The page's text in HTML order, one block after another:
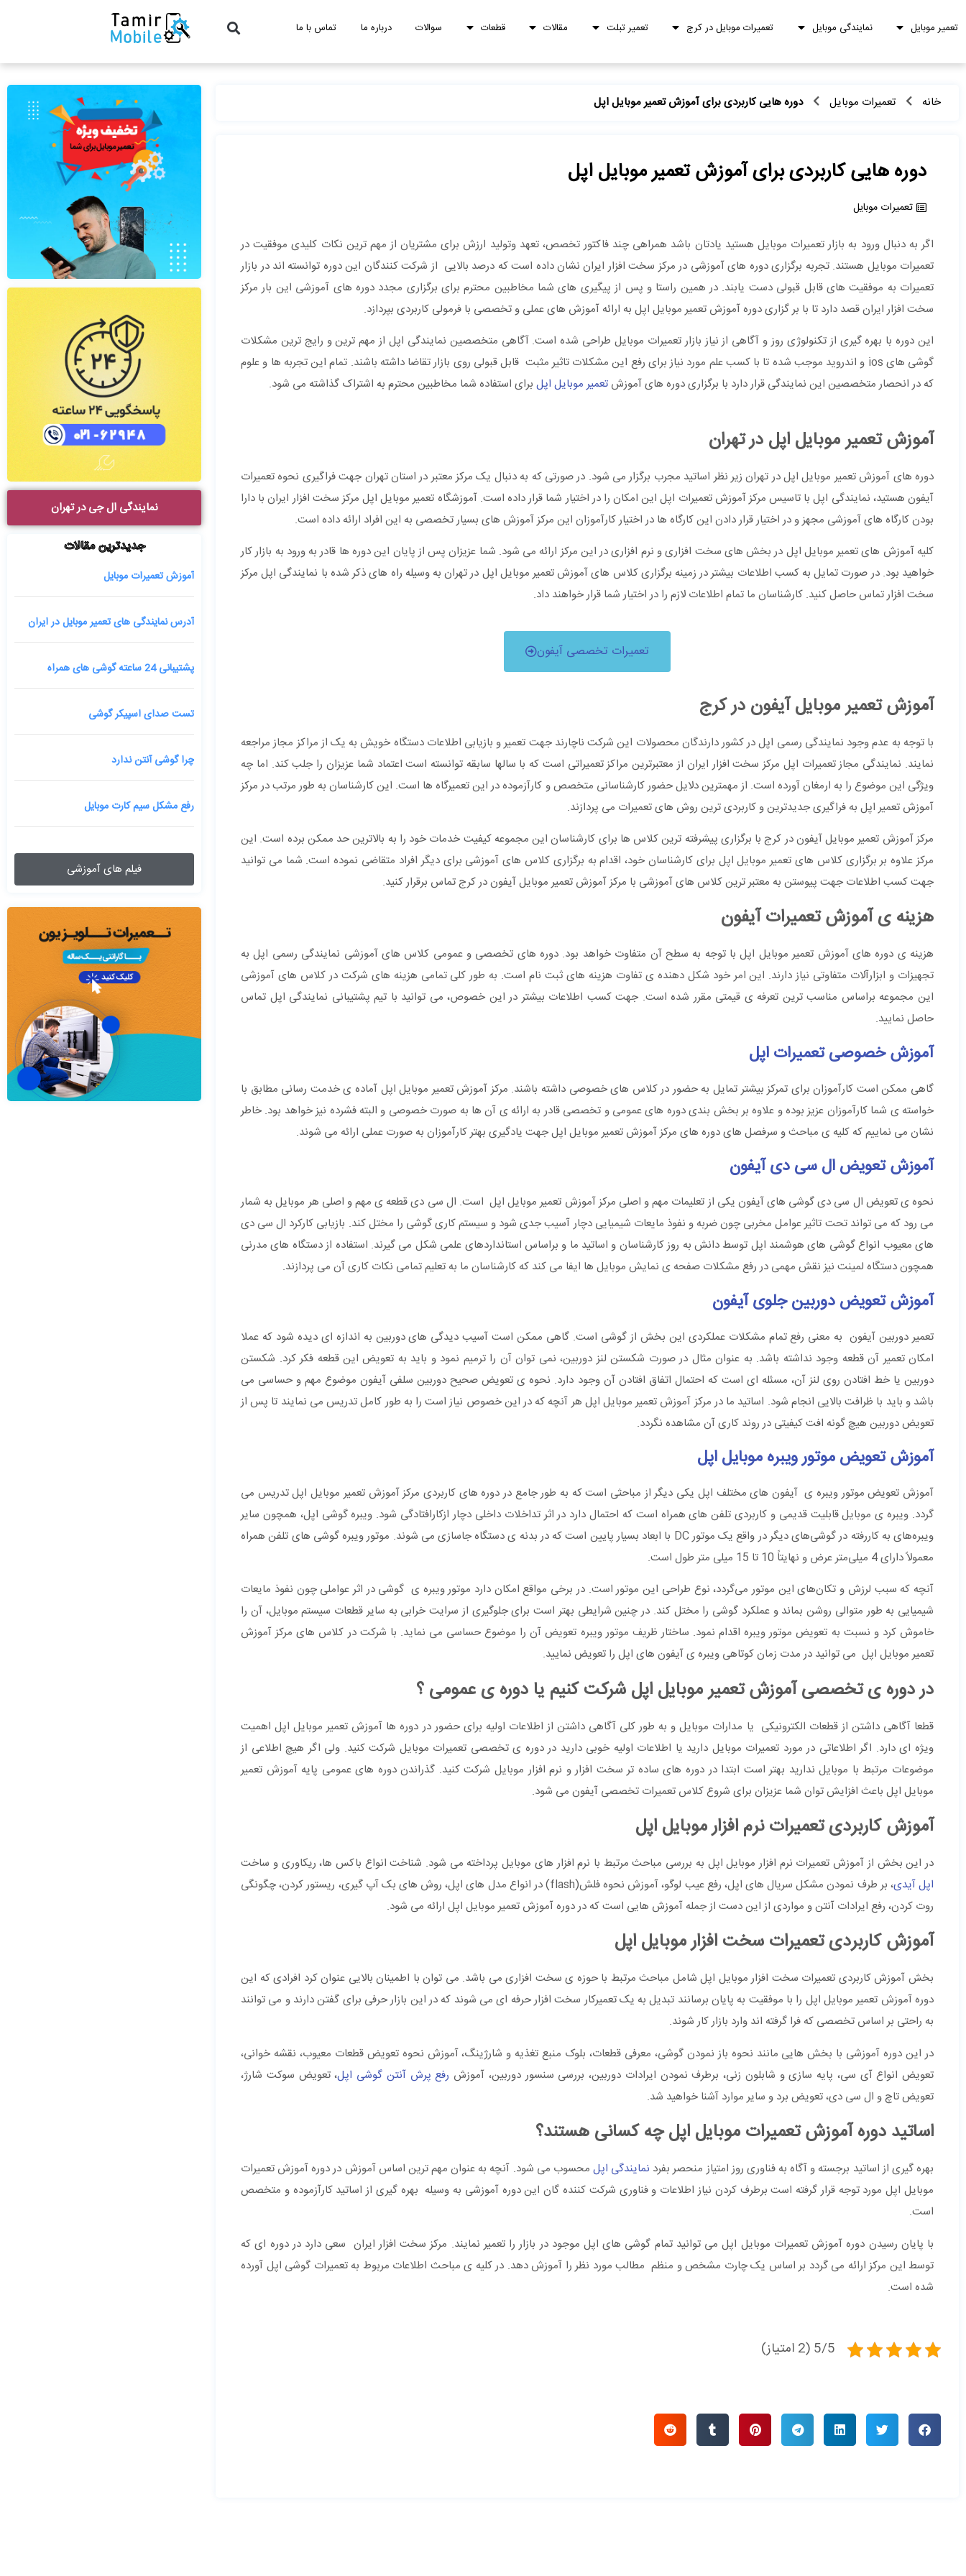
تعمیر موبایل نمایندگی موبایل تعمیرات موبایل در کرج تعمیر تبلت مقالات قطعات سوالات درباره ما تماس با ما
خانه تعمیرات موبایل دوره هایی کاربردی برای آموزش تعمیر موبایل اپل
دوره هایی کاربردی برای آموزش تعمیر موبایل اپل
تعمیرات موبایل
اگر به دنبال ورود به بازار تعمیرات موبایل هستید یادتان باشد همراهی چند فاکتور تخصص، تعهد وتولید ارزش برای مشتریان از مهم ترین نکات کلیدی موفقیت در
تعمیرات موبایل هستند. تجربه برگزاری دوره های آموزشی در مرکز سخت افزار ایران نشان داده است که درصد بالایی از شرکت کنندگان این دوره توانسته اند در بازار
تعمیرات به موفقیت های قابل قبولی دست یابند. در همین راستا و پس از پیگیری های شما مخاطبین محترم برای برگزاری مجدد دوره های آموزشی این بار مرکز
سخت افزار ایران قصد دارد تا با بر گزاری دوره آموزش تعمیر موبایل اپل به ارائه آموزش های عملی و تخصصی با فرمولی کاربردی بپردازد.
این دوره با بهره گیری از تکنولوژی روز و آگاهی از نیاز بازار تعمیرات موبایل طراحی شده است. آگاهی متخصصین نمایندگی اپل از مهم ترین و رایج ترین مشکلات
گوشی های ios و اندروید موجب شده تا با کسب علم مورد نیاز برای رفع این مشکلات تاثیر مثبت قابل قبولی روی بازار تقاضا داشته باشند. تمام این تجربه ها و علوم
که در انحصار متخصصین این نمایندگی قرار دارد با برگزاری دوره های آموزش تعمیر موبایل اپل برای استفاده شما مخاطبین محترم به اشتراک گذاشته می شود.
آموزش تعمیر موبایل اپل در تهران
دوره های آموزش تعمیر موبایل اپل در تهران زیر نظر اساتید مجرب برگزار می شود. در صورتی که به دنبال یک مرکز معتبر در استان تهران جهت فراگیری نحوه تعمیرات
آیفون هستید، نمایندگی اپل با تاسیس مرکز آموزش تعمیرات اپل این امکان را در اختیار شما قرار داده است. آموزشگاه تعمیر موبایل اپل مرکز سخت افزار ایران با دارا
بودن کارگاه های آموزشی مجهز و در اختیار قرار دادن این کارگاه ها در اختیار کارآموزان این مرکز آموزش های بسیار تخصصی به این افراد ارائه داده است.
کلیه آموزش های تعمیر موبایل اپل در بخش های سخت افزاری و نرم افزاری در این مرکز ارائه می شود. شما عزیزان پس از پایان این دوره ها قادر به ورود به بازار کار
خواهید بود. در صورت تمایل به کسب اطلاعات بیشتر در زمینه برگزاری کلاس های آموزش تعمیر موبایل اپل در تهران به وسیله راه های ذکر شده با نمایندگی اپل مرکز
سخت افزار تماس حاصل کنید. کارشناسان ما تمام اطلاعات لازم را در اختیار شما قرار خواهند داد.
تعمیرات تخصصی آیفون
آموزش تعمیر موبایل آیفون در کرج
با توجه به عدم وجود نمایندگی رسمی اپل در کشور دارندگان محصولات این شرکت ناچارند جهت تعمیر و بازیابی اطلاعات دستگاه خویش به یک از مراکز مجاز مراجعه
نمایند. نمایندگی مجاز تعمیرات اپل مرکز سخت افزار ایران از معتبرترین مراکز تعمیراتی است که با سالها سابقه توانسته است اعتماد شما عزیزان را جلب کند. اما چه
ویژگی این موضوع را به ارمغان آورده است. از مهمترین دلایل حضور کارشناسانی متخصص و کارآزموده در این تعمیرگاه ها است. این کارشناسان به طور مرتب در مرکز
آموزش تعمیر اپل به فراگیری جدیدترین و کاربردی ترین روش های تعمیرات می پردازند.
مرکز آموزش تعمیر موبایل آیفون در کرج با برگزاری پیشرفته ترین کلاس ها برای کارشناسان این مجموعه کیفیت خدمات خود را به بالاترین حد ممکن برده است. این
مرکز علاوه بر برگزاری کلاس های تعمیر موبایل اپل برای کارشناسان خود، اقدام به برگزاری کلاس های آموزشی برای دیگر افراد متقاضی نموده است. شما می توانید
جهت کسب اطلاعات جهت پیوستن به معتبر ترین کلاس های آموزشی با مرکز آموزش تعمیر موبایل آیفون در کرج تماس برقرار کنید.
هزینه ی آموزش تعمیرات آیفون
هزینه ی دوره های آموزش تعمیر موبایل اپل با توجه به سطح آن متفاوت خواهد بود. دوره های تخصصی و عمومی کلاس های آموزشی نمایندگی رسمی اپل به
تجهیزات و ابزارآلات متفاوتی نیاز دارند. این امر خود شکل دهنده ی تفاوت هزینه های ثبت نام است. به طور کلی تمامی هزینه های شرکت در کلاس های آموزشی
این مجموعه براساس مناسب ترین تعرفه ی قیمتی مقرر شده است. جهت کسب اطلاعات بیشتر در این خصوص، می توانید با تیم پشتیبانی نمایندگی اپل تماس
حاصل نمایید.
آموزش خصوصی تعمیرات اپل
گاهی ممکن است کارآموزان برای تمرکز بیشتر تمایل به حضور در کلاس های خصوصی داشته باشند. مرکز آموزش تعمیر موبایل اپل آماده ی خدمت رسانی مطابق با
خواسته ی شما کارآموزان عزیز بوده و علاوه بر بخش بندی دوره های عمومی و تخصصی قادر به ارائه ی آن ها به صورت خصوصی و البته فشرده نیز خواهد بود. خاطر
نشان می نماییم که کلیه ی مباحث و سرفصل های دوره های مرکز آموزش تعمیر موبایل اپل جهت یادگیری بهتر کارآموزان به صورت عملی ارائه می شوند.
آموزش تعویض ال سی دی آیفون
نحوه ی تعویض ال سی دی گوشی های آیفون یکی از تعلیمات مهم و اصلی مرکز آموزش تعمیر موبایل اپل است. ال سی دی قطعه ی مهم و اصلی هر موبایل به شمار
می رود که می تواند تحت تاثیر عوامل مخربی چون ضربه و نفوذ مایعات شیمیایی دچار آسیب جدی شود و سیستم کاری گوشی را مختل کند. بازیابی کارکرد ال سی دی
های معیوب انواع گوشی های هوشمند اپل توسط دانش به روز کارشناسان و اساتید ما و براساس استانداردهای علمی شکل می گیرند. استفاده از دستگاه های مدرنی
همچون دستگاه لمینت نیز نقش مهمی در رفع مشکلات صفحه ی نمایش موبایل ها ایفا می کند که کارشناسان ما به تعلیم تمامی نکات کاری آن می پردازند.
آموزش تعویض دوربین جلوی آیفون
تعمیر دوربین آیفون به معنی رفع تمام مشکلات عملکردی این بخش از گوشی است. گاهی ممکن است آسیب دیدگی های دوربین به اندازه ای دیده شود که عملا
امکان تعمیر آن قطعه وجود نداشته باشد. به عنوان مثال در صورت شکستن لنز دوربین، نمی توان آن را ترمیم نمود و باید به تعویض این قطعه فکر کرد. شکستن
دوربین یا خط افتادن روی لنز آن، مسئله ای است که احتمال اتفاق افتادن آن وجود دارد. نحوه ی تعویض صحیح دوربین سلفی آیفون موضوع مهم و حساسی می
باشد و باید با ظرافت بالایی انجام شود. اساتید ما در مرکز آموزش تعمیر موبایل اپل هر آنچه که در این خصوص نیاز است را به طور کامل تدریس می نمایند تا پس از
تعویض دوربین هیچ گونه افت کیفیتی در روند کاری آن مشاهده نگردد.
آموزش تعویض موتور ویبره موبایل اپل
آموزش تعویض موتور ویبره ی آیفون های مختلف اپل یکی دیگر از مباحثی است که به طور جامع در دوره های کاربردی مرکز آموزش تعمیر موبایل اپل تدریس می
گردد. ویبره ی موبایل قابلیت قدیمی و کاربردی تلفن های همراه است که احتمال دارد در اثر تداخلات داخلی دچار ازکارافتادگی شود. ویبره گوشی اپل، همچون سایر
ویبره‌های به کاررفته در گوشی‌های دیگر در واقع یک موتور DC با ابعاد بسیار پایین است که در بدنه ی دستگاه جاسازی می شوند. موتور ویبره گوشی های تلفن همراه
معمولاً دارای 4 میلی‌متر عرض و نهایتاً 10 تا 15 میلی متر طول است.
آنچه که سبب لرزش و تکان‌های این موتور می‌گردد، نوع طراحی این موتور است. در برخی مواقع امکان دارد موتور ویبره ی گوشی در اثر عواملی چون نفوذ مایعات
شیمیایی به طور متوالی روشن بماند و عملکرد گوشی را مختل کند. در چنین شرایطی بهتر است برای جلوگیری از سرایت خرابی به سایر قطعات سیستم موبایل، آن را
خاموش کرد و نسبت به تعویض موتور ویبره اقدام نمود. ساختار ظریف موتور ویبره تعویض آن را موضوع حساسی می نماید. با شرکت در کلاس های مرکز آموزش
تعمیر موبایل اپل می توانید در مدت زمان کوتاهی ویبره ی آیفون های اپل را تعویض نمایید.
در دوره ی تخصصی آموزش تعمیر موبایل اپل شرکت کنیم یا دوره ی عمومی ؟
قطعا آگاهی داشتن از قطعات الکترونیکی یا مدارات موبایل و به طور کلی آگاهی داشتن از اطلاعات اولیه برای حضور در دوره ها آموزش تعمیر موبایل اپل اهمیت
ویژه ای دارد. اگر اطلاعاتی در مورد تعمیرات موبایل دارید یا اطلاعات اولیه خوبی دارید در دوره ی تخصصی تعمیرات موبایل شرکت کنید. ولی اگر هیچ اطلاعی از
موضوعات مرتبط با موبایل ندارید بهتر است ابتدا در دوره های ساده تر سخت افزار و نرم افزار موبایل شرکت کنید. گذراندن دوره های عمومی پایه آموزش تعمیر
موبایل اپل باعث افزایش توان شما عزیزان برای شروع کلاس تعمیرات تخصصی آیفون می شود.
آموزش کاربردی تعمیرات نرم افزار موبایل اپل
در این بخش از آموزش تعمیرات نرم افزار موبایل اپل به بررسی مباحث مرتبط با نرم افزار های موبایل پرداخته می شود. شناخت انواع باکس ها، ریکاوری و ساخت
اپل آیدی
، بر طرف نمودن مشکل سریال های اپل، رفع عیب لوگو، آموزش نحوه فلش(flash) در انواع مدل های اپل، روش های بک آپ گیری، ریستور کردن، چگونگی
روت کردن، رفع ایرادات آنتن و مواردی از این دست از جمله آموزش هایی است که در دوره آموزش تعمیر موبایل اپل ارائه می شود.
آموزش کاربردی تعمیرات سخت افزار موبایل اپل
بخش آموزش کاربردی تعمیرات سخت افزار موبایل اپل شامل مباحث مرتبط با حوزه ی سخت افزاری می باشد. می توان با اطمینان بالایی عنوان کرد افرادی که این
دوره آموزش تعمیر موبایل اپل را با موفقیت به پایان برسانند تبدیل به یک تعمیرکار سخت افزار حرفه ای می شوند که در این بازار حرفی برای گفتن دارند و می توانند
به راحتی بر اساس تخصصی که فرا گرفته اند وارد بازار کار شوند.
در این دوره آموزشی با بخش هایی مانند نحوه باز نمودن گوشی، معرفی قطعات، بلوک منبع تغذیه و شارژینگ، آموزش نحوه تعویض قطعات معیوب، نقشه خوانی،
تعویض انواع آی سی، پایه سازی و شابلون زنی، برطرف نمودن ایرادات دوربین، بررسی سنسور دوربین، آموزش رفع پرش آنتن گوشی اپل، تعویض سوکت شارژ،
تعویض تاچ و ال سی دی، تعویض برد و سایر موارد آشنا خواهید شد.
اساتید دوره آموزش تعمیرات موبایل اپل چه کسانی هستند؟
بهره گیری از اساتید برجسته و آگاه به فناوری روز امتیاز منحصر بفرد نمایندگی اپلمحسوب می شود. آنچه به عنوان مهم ترین اساس آموزش در دوره آموزش تعمیرات
موبایل اپل مورد توجه قرار گرفته است برطرف کردن نیاز اطلاعات و فناوری شرکت کننده گان این دوره آموزشی به وسیله بهره گیری از اساتید کارآزموده و متخصص
است.
با پایان رسیدن دوره آموزش تعمیرات موبایل اپل می توانید تمام گوشی های اپل موجود در بازار را تعمیر نمایند. مرکز سخت افزار ایران سعی دارد در دوره ای که
توسط این مرکز ارائه می گردد بر اساس یک چارت مشخص و منظم مطالب مورد نظر را آموزش دهد. در کلیه ی مباحث اطلاعات مربوط به تعمیرات گوشی اپل آورده
شده است.
5/5 (2 امتیاز)
نمایندگی ال جی در تهران
جدیدترین مقالات
آموزش تعمیرات موبایل
آدرس نمایندگی های تعمیر موبایل در ایران
پشتیبانی 24 ساعته گوشی های همراه
تست صدای اسپیکر گوشی
چرا گوشی آنتن ندارد
رفع مشکل سیم کارت موبایل
فیلم های آموزشی